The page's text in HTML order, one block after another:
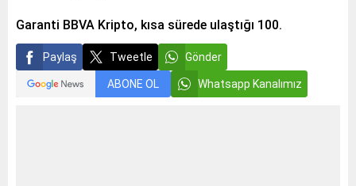
Garanti BBVA Kripto, kısa sürede ulaştığı 100.
Paylaş Tweetle Gönder
ABONE OL Whatsapp Kanalımız